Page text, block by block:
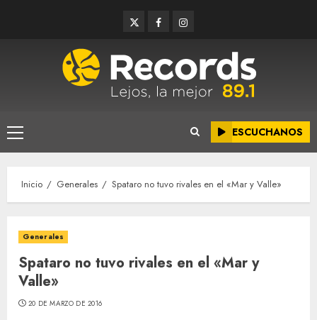
TwitterFacebookInstagram
Menú
principal
ESCUCHANOS
Inicio Generales Spataro no tuvo rivales en el «Mar y Valle»
Generales
Spataro no tuvo rivales en el «Mar y
Valle»
20 DE MARZO DE 2016